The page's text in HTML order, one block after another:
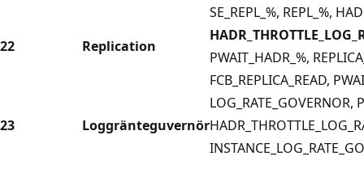
22 Replication
SE_REPL_%, REPL_%,
PWAIT_HADR_%,
FCB_REPLICA_READ,
23 Loggränteguvernör
LOG_RATE_GOVERNOR,